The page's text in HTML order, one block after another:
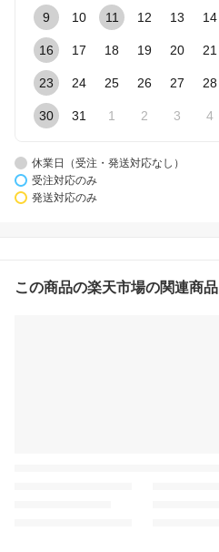
9 10 11 12 13 14
16 17 18 19 20 21
23 24 25 26 27 28
30 31 1 2 3 4
休業日（受注・発送対応なし）
受注対応のみ
発送対応のみ
この商品の楽天市場の関連商品